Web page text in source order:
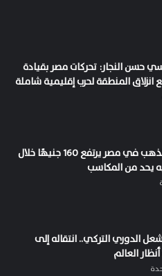
حسن النجار: تحركات مصر بقيادة
المنطقة لحرب إقليمية شاملة
عاجل الان – الذهب في مصر يرتفع 160 جنيهًا خلال
يحد من المكاسب
الدوري التركي.. انتقاله إلى
العالم